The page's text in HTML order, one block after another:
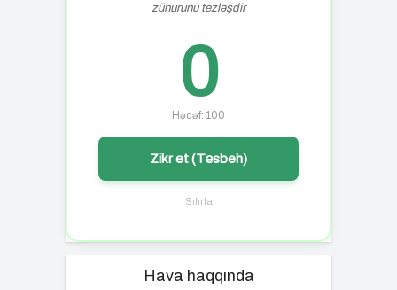
zühurunu tezləşdir
0
Hədəf: 100
Zikr et (Təsbeh)
Sıfırla
Hava haqqında